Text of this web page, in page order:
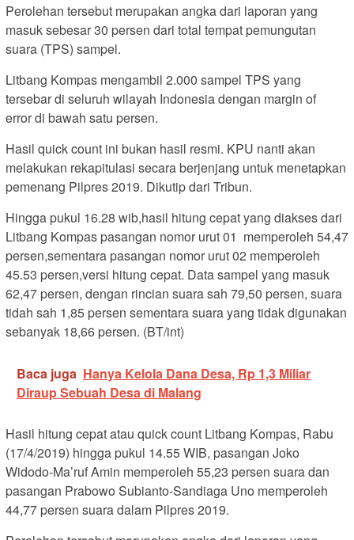
Perolehan tersebut merupakan angka dari laporan yang
masuk sebesar 30 persen dari total tempat pemungutan
suara (TPS) sampel.
Litbang Kompas mengambil 2.000 sampel TPS yang
tersebar di seluruh wilayah Indonesia dengan margin of
error di bawah satu persen.
Hasil quick count ini bukan hasil resmi. KPU nanti akan
melakukan rekapitulasi secara berjenjang untuk menetapkan
pemenang Pilpres 2019. Dikutip dari Tribun.
Hingga pukul 16.28 wib,hasil hitung cepat yang diakses dari
Litbang Kompas pasangan nomor urut 01 memperoleh 54,47
persen,sementara pasangan nomor urut 02 memperoleh
45.53 persen,versi hitung cepat. Data sampel yang masuk
62,47 persen, dengan rincian suara sah 79,50 persen, suara
tidah sah 1,85 persen sementara suara yang tidak digunakan
sebanyak 18,66 persen. (BT/int)
Baca juga Hanya Kelola Dana Desa, Rp 1,3 Miliar
Diraup Sebuah Desa di Malang
Hasil hitung cepat atau quick count Litbang Kompas, Rabu
(17/4/2019) hingga pukul 14.55 WIB, pasangan Joko
Widodo-Ma’ruf Amin memperoleh 55,23 persen suara dan
pasangan Prabowo Subianto-Sandiaga Uno memperoleh
44,77 persen suara dalam Pilpres 2019.